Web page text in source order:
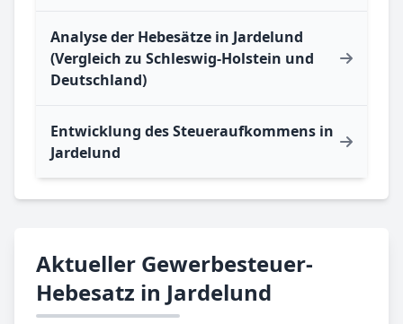
Analyse der Hebesätze in Jardelund
(Vergleich zu Schleswig-Holstein und
Deutschland)
Entwicklung des Steueraufkommens in
Jardelund
Aktueller Gewerbesteuer-
Hebesatz in Jardelund